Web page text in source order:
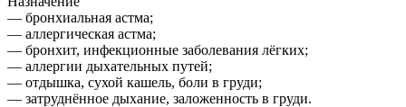
— бронхиальная астма;
— аллергическая астма;
— бронхит, инфекционные заболевания лёгких;
— аллергии дыхательных путей;
— отдышка, сухой кашель, боли в груди;
— затруднённое дыхание, заложенность в груди.